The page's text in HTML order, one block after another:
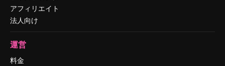
アフィリエイト
法人向け
運営
料金